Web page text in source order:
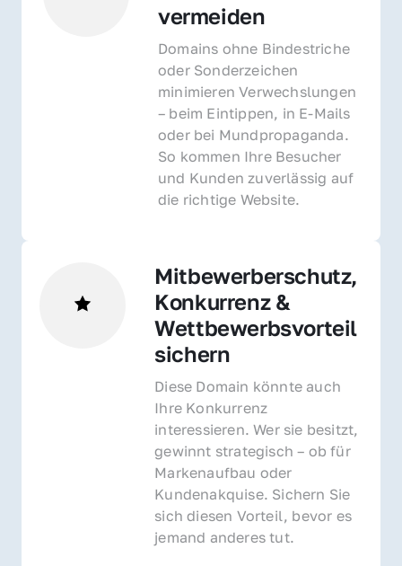
vermeiden
Domains ohne Bindestriche
oder Sonderzeichen
minimieren Verwechslungen
– beim Eintippen, in E-Mails
oder bei Mundpropaganda.
So kommen Ihre Besucher
und Kunden zuverlässig auf
die richtige Website.
Mitbewerberschutz,
Konkurrenz &
Wettbewerbsvorteil
sichern
Diese Domain könnte auch
Ihre Konkurrenz
interessieren. Wer sie besitzt,
gewinnt strategisch – ob für
Markenaufbau oder
Kundenakquise. Sichern Sie
sich diesen Vorteil, bevor es
jemand anderes tut.